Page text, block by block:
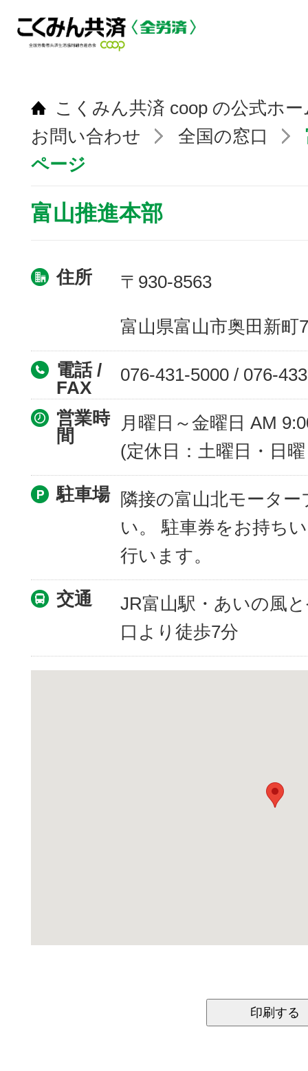
こくみん共済 coop の公式ホ
お問い合わせ
全国の窓口
ページ
富山推進本部
住所 〒930-8563
富山県富山市奥田新町
電話 /
FAX
076-431-5000 / 076-
営業時
間
月曜日～金曜日 AM
(定休日：土曜日・日
駐車場 隣接の富山北モータ
い。 駐車券をお持ち
行います。
交通
JR富山駅・あいの風
口より徒歩7分